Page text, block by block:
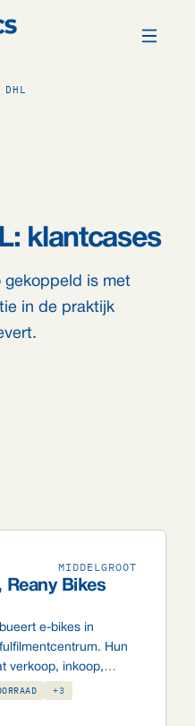
klantcases
gekoppeld is met
in de praktijk
MIDDELGROOT
Reany Bikes
e-bikes in
Hun
verkoop, inkoop,
en
naar JCL Logistics,
+3